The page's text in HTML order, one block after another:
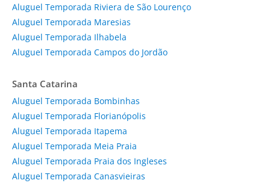
Aluguel Temporada Riviera de São Lourenço
Aluguel Temporada Maresias
Aluguel Temporada Ilhabela
Aluguel Temporada Campos do Jordão
Santa Catarina
Aluguel Temporada Bombinhas
Aluguel Temporada Florianópolis
Aluguel Temporada Itapema
Aluguel Temporada Meia Praia
Aluguel Temporada Praia dos Ingleses
Aluguel Temporada Canasvieiras